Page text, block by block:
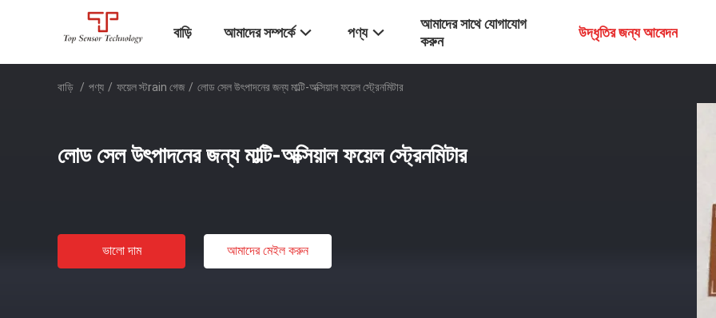
বাড়ি আমাদের সম্পর্কে পণ্য
আমাদের সাথে যোগাযোগ
করুন
উদ্ধৃতির জন্য আবেদন
বাড়ি / পণ্য / ফয়েল স্টrain গেজ / লোড সেল উৎপাদনের জন্য মাল্টি-অক্সিয়াল ফয়েল স্ট্রেনমিটার
লোড সেল উৎপাদনের জন্য মাল্টি-অক্সিয়াল ফয়েল স্ট্রেনমিটার
ভালো দাম আমাদের মেইল ​​করুন